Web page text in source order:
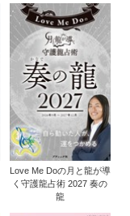
Love Me Doの月と龍が導
く守護龍占術 2027 奏の
龍